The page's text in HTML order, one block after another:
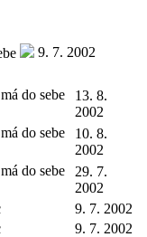
9. 7. 2002
13. 8.
2002
10. 8.
2002
29. 7.
2002
9. 7. 2002
9. 7. 2002